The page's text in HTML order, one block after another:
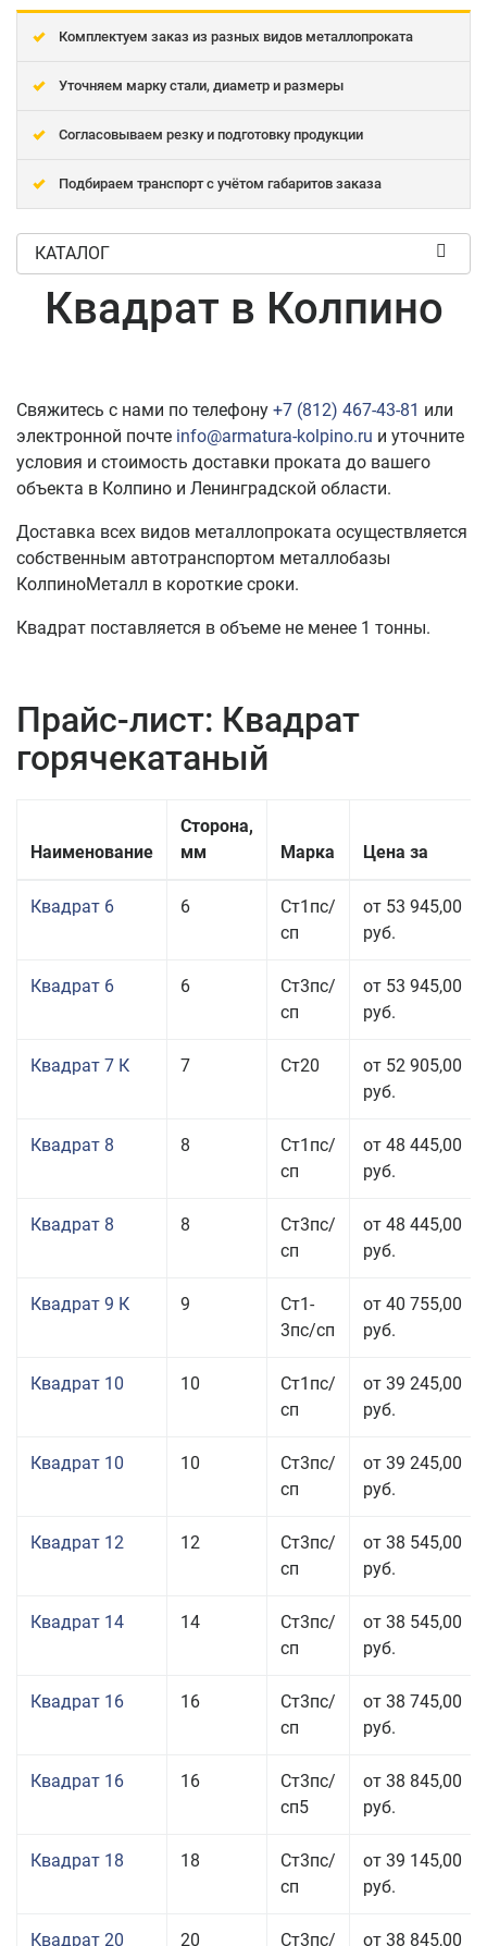
Комплектуем заказ из разных видов металлопроката
Уточняем марку стали, диаметр и размеры
Согласовываем резку и подготовку продукции
Подбираем транспорт с учётом габаритов заказа
КАТАЛОГ
Квадрат в Колпино
Свяжитесь с нами по телефону +7 (812) 467-43-81 или
электронной почте info@armatura-kolpino.ru и уточните
условия и стоимость доставки проката до вашего
объекта в Колпино и Ленинградской области.
Доставка всех видов металлопроката осуществляется
собственным автотранспортом металлобазы
КолпиноМеталл в короткие сроки.
Квадрат поставляется в объеме не менее 1 тонны.
Прайс-лист: Квадрат
горячекатаный
Наименование
Сторона,
мм
Марка Цена за
Квадрат 6 6
Ст1пс/
сп
от 53 945,00
руб.
Квадрат 6 6
Ст3пс/
сп
от 53 945,00
руб.
Квадрат 7 К 7 Ст20
от 52 905,00
руб.
Квадрат 8 8
Ст1пс/
сп
от 48 445,00
руб.
Квадрат 8 8
Ст3пс/
сп
от 48 445,00
руб.
Квадрат 9 К 9
Ст1-
3пс/сп
от 40 755,00
руб.
Квадрат 10 10
Ст1пс/
сп
от 39 245,00
руб.
Квадрат 10 10
Ст3пс/
сп
от 39 245,00
руб.
Квадрат 12 12
Ст3пс/
сп
от 38 545,00
руб.
Квадрат 14 14
Ст3пс/
сп
от 38 545,00
руб.
Квадрат 16 16
Ст3пс/
сп
от 38 745,00
руб.
Квадрат 16 16
Ст3пс/
сп5
от 38 845,00
руб.
Квадрат 18 18
Ст3пс/
сп
от 39 145,00
руб.
Квадрат 20 20 Ст3пс/ от 38 845,00